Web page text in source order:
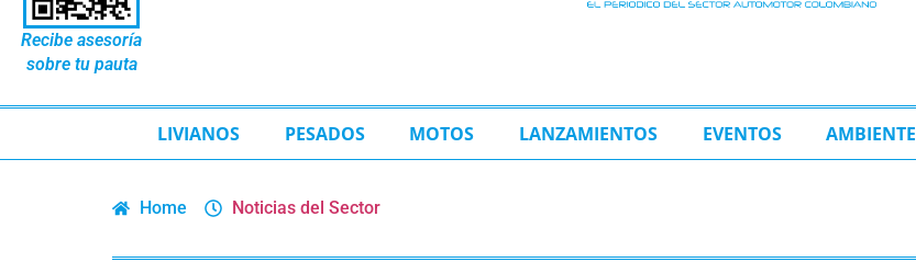
Recibe asesoría
sobre tu pauta
LIVIANOS PESADOS MOTOS LANZAMIENTOS EVENTOS AMBIENTE
Home Noticias del Sector